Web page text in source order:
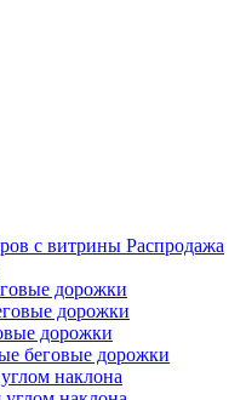
Распродажа
дорожки
дорожки
дорожки
беговые дорожки
наклона